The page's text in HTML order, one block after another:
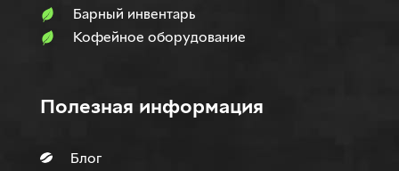
Барный инвентарь
Кофейное оборудование
Полезная информация
Блог